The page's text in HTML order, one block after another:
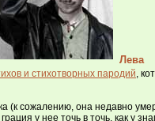
Лева
и стихотворных пародий ,
(к сожалению, она недавно
у нее точь в точь, как у